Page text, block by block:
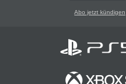
Abo jetzt kündigen